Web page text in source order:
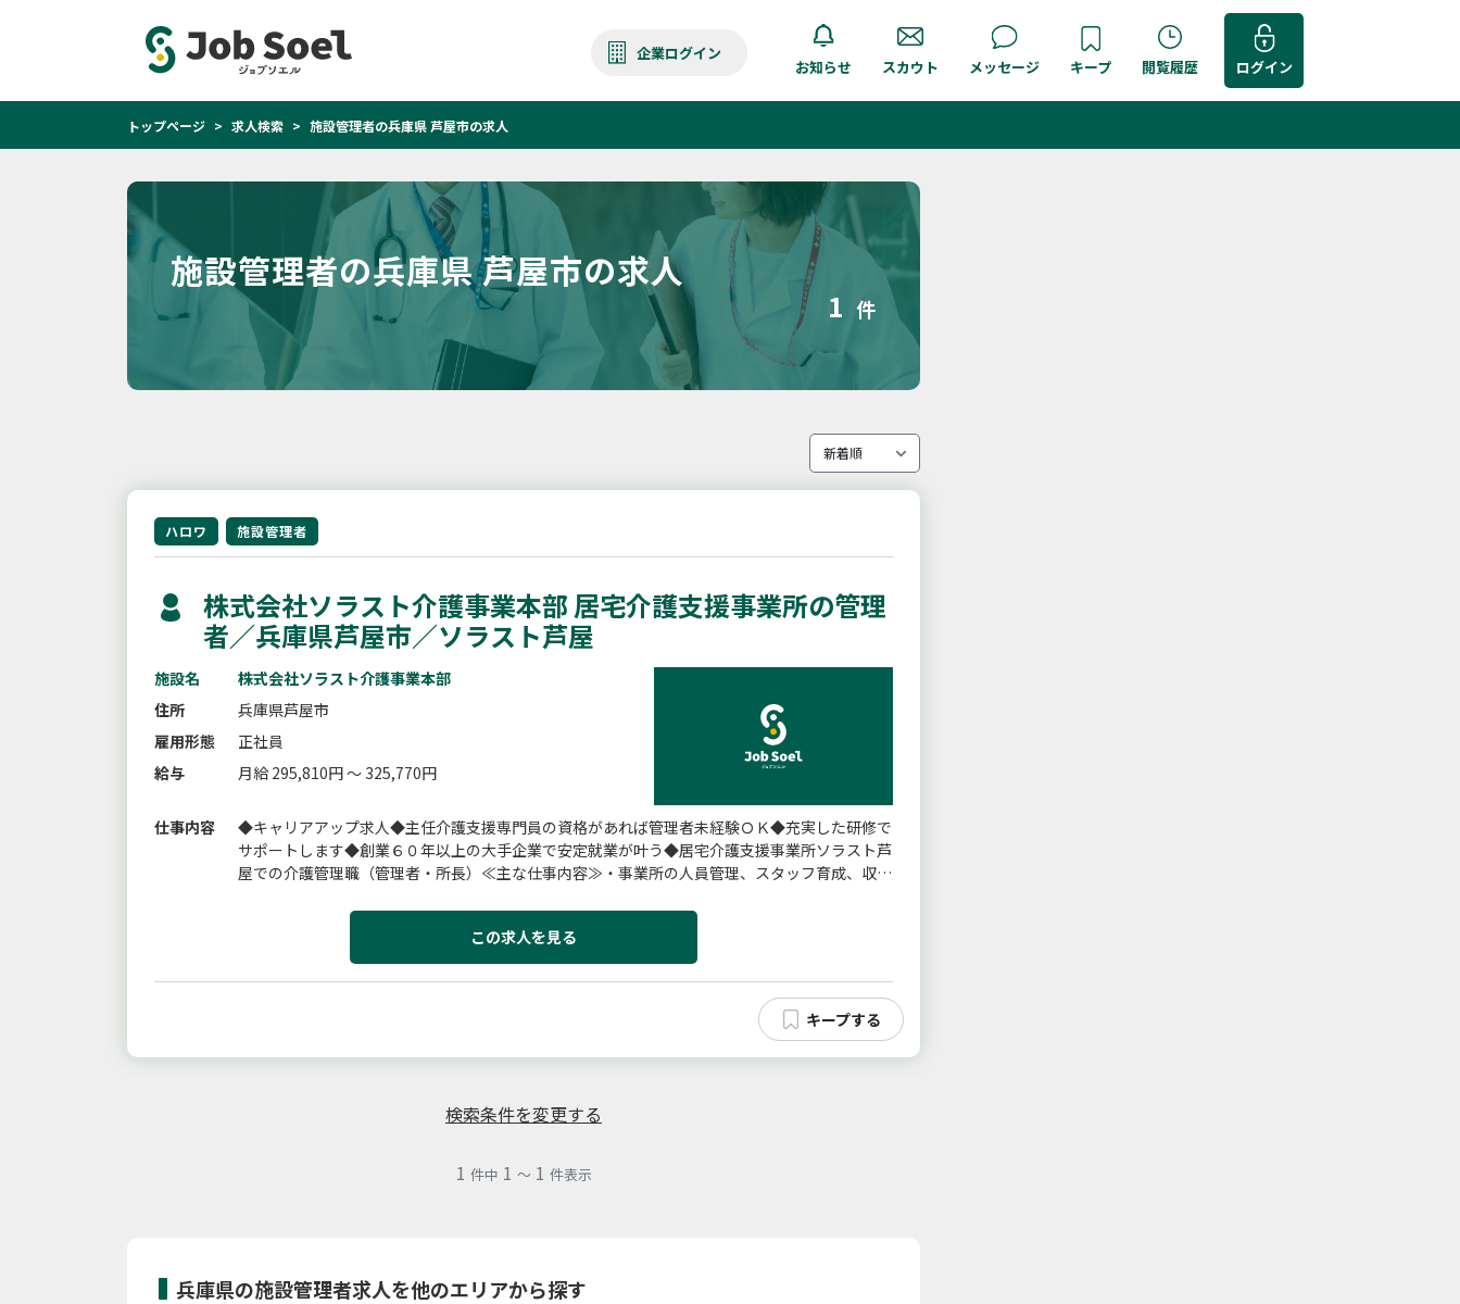
企業ログイン
お知らせ スカウト メッセージ キープ 閲覧履歴 ログイン
トップページ 求人検索 施設管理者の兵庫県 芦屋市の求人
施設管理者の兵庫県 芦屋市の求人
1 件
ハロワ 施設管理者
株式会社ソラスト介護事業本部 居宅介護支援事業所の管理
者／兵庫県芦屋市／ソラスト芦屋
施設名
株式会社ソラスト介護事業本部
住所
兵庫県芦屋市
雇用形態
正社員
給与
月給 295,810円 ～ 325,770円
仕事内容
◆キャリアアップ求人◆主任介護支援専門員の資格があれば管理者未経験ＯＫ◆充実した研修で
サポートします◆創業６０年以上の大手企業で安定就業が叶う◆居宅介護支援事業所ソラスト芦
屋での介護管理職（管理者・所長）≪主な仕事内容≫・事業所の人員管理、スタッフ育成、収支
この求人を見る
検索条件を変更する
1 件中 1 ～ 1 件表示
兵庫県の施設管理者求人を他のエリアから探す